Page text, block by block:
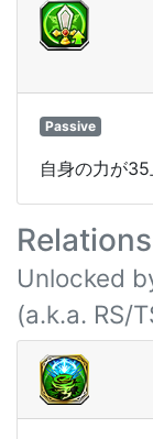
Passive
自身の力が
Unlocked
(a.k.a. RS/